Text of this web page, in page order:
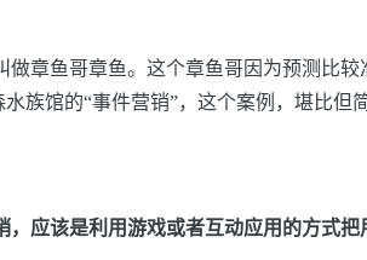
章鱼哥章鱼。这个章鱼哥因为预测比
族馆的“事件营销”，这个案例，堪比但
应该是利用游戏或者互动应用的方式